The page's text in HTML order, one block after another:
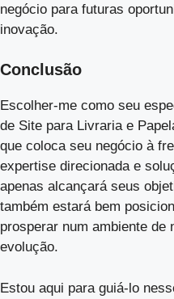
negócio para futuras
inovação.
Conclusão
Escolher-me como seu
de Site para Livraria e
que coloca seu negócio à
expertise direcionada e
apenas alcançará seus
também estará bem
prosperar num ambiente de
evolução.
Estou aqui para guiá-lo